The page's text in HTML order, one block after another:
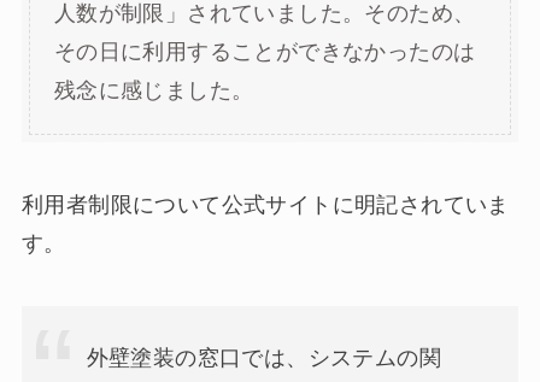
人数が制限」されていました。そのため、
その日に利用することができなかったのは
残念に感じました。
利用者制限について公式サイトに明記されていま
す。
外壁塗装の窓口では、システムの関